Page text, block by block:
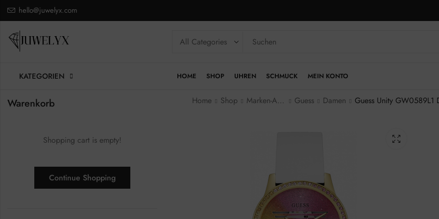
hello@juwelyx.com
KATEGORIEN HOME SHOP UHREN SCHMUCK MEIN KONTO
Home Shop Marken-Armbanduhren Guess Damen
Warenkorb
Shopping cart is empty!
Continue Shopping